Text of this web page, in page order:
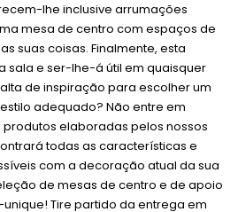
lhe inclusive arrumações
mesa de centro com espaços de
suas coisas. Finalmente, esta
sala e ser-lhe-á útil em quaisquer
de inspiração para escolher um
adequado? Não entre em
produtos elaboradas pelos nossos
todas as características e
com a decoração atual da sua
de mesas de centro e de apoio
Tire partido da entrega em